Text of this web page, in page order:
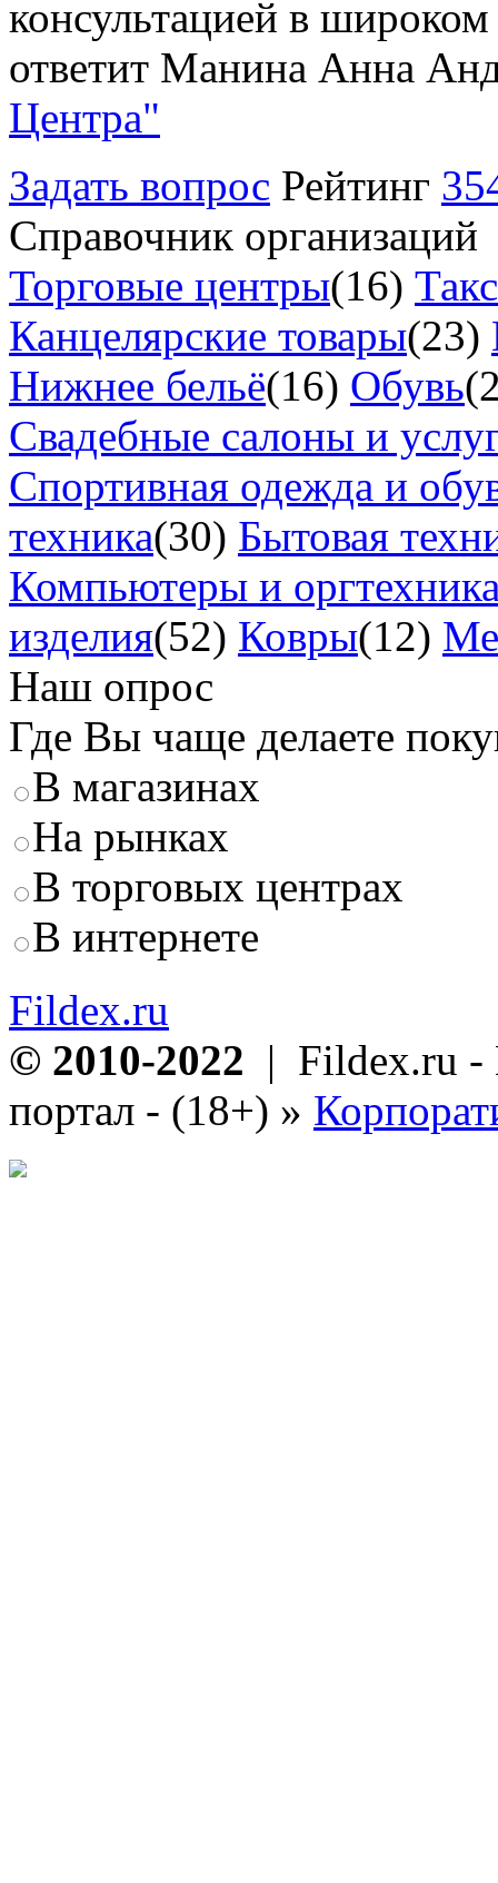
консультацией в
ответит Манина Анна
Центра"
Задать вопрос Рейтинг
Справочник организаций
Торговые центры(16)
Канцелярские товары(23)
Нижнее бельё(16) Обувь
Свадебные салоны и
Спортивная одежда и
техника(30) Бытовая
Компьютеры и
изделия(52) Ковры(12)
Наш опрос
Где Вы чаще делаете
В магазинах
На рынках
В торговых центрах
В интернете
Fildex.ru
© 2010-2022 | Fildex.ru -
портал - (18+) »